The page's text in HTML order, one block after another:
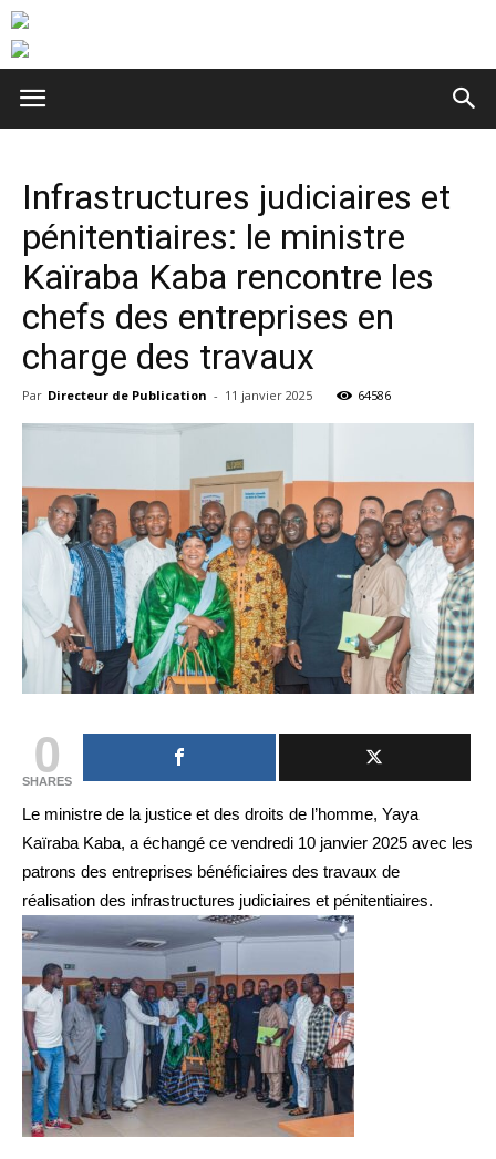
Infrastructures judiciaires et
pénitentiaires: le ministre
Kaïraba Kaba rencontre les
chefs des entreprises en
charge des travaux
Par Directeur de Publication - 11 janvier 2025 64586
0
SHARES
Le ministre de la justice et des droits de l’homme, Yaya
Kaïraba Kaba, a échangé ce vendredi 10 janvier 2025 avec les
patrons des entreprises bénéficiaires des travaux de
réalisation des infrastructures judiciaires et pénitentiaires.